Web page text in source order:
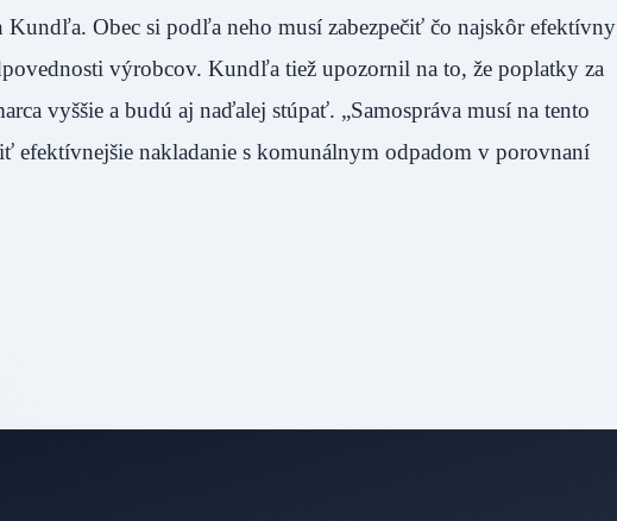
Obec si podľa neho musí zabezpečiť čo najskôr efektívny
výrobcov. Kundľa tiež upozornil na to, že poplatky za
vyššie a budú aj naďalej stúpať. „Samospráva musí na tento
efektívnejšie nakladanie s komunálnym odpadom v porovnaní